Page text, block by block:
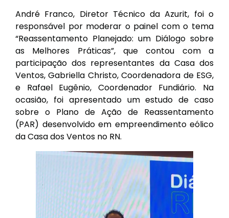
André Franco, Diretor Técnico da Azurit, foi o
responsável por moderar o painel com o tema
“Reassentamento Planejado: um Diálogo sobre
as Melhores Práticas”, que contou com a
participação dos representantes da Casa dos
Ventos, Gabriella Christo, Coordenadora de ESG,
e Rafael Eugênio, Coordenador Fundiário. Na
ocasião, foi apresentado um estudo de caso
sobre o Plano de Ação de Reassentamento
(PAR) desenvolvido em empreendimento eólico
da Casa dos Ventos no RN.